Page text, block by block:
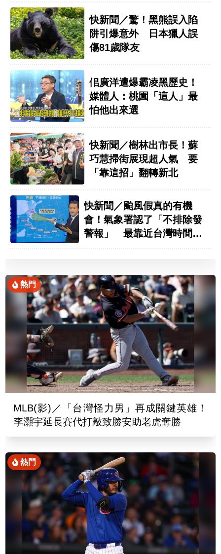
快新聞／驚！黑熊誤入陷
阱引爆意外 日本獵人誤
傷81歲隊友
佀廣洋遭爆霸凌黑歷史！
媒體人：桃園「這人」最
怕他出來選
快新聞／樹林出市長！蘇
巧慧掃街展現超人氣 要
「靠這招」翻轉新北
快新聞／颱風假真的有機
會！氣象署認了「不排除發
警報」 最靠近台灣時間曝
熱門
MLB(影)／「台灣怪力男」再成關鍵英雄！
李灝宇延長賽代打敲致勝安助老虎奪勝
熱門